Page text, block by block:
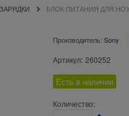
БЛОК ПИТАНИЯ ДЛЯ
Производитель: Sony
Артикул: 260252
Есть в наличии
Количество: